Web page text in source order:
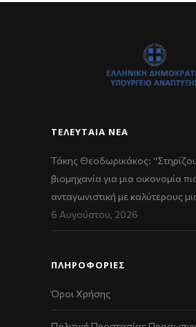
ΤΕΛΕΥΤΑΊΑ ΝΈΑ
Τάκης Θεοδωρικάκος:
βιομηχανία για μια οικονομία
ανταγωνιστική με καλύτερους
6 Αυγούστου, 2026
ΠΛΗΡΟΦΟΡΙΕΣ
Όροι Χρήσης